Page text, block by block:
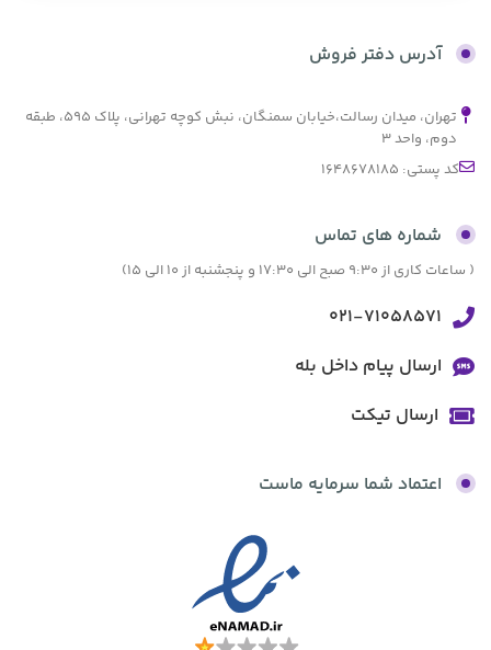
آدرس دفتر فروش
تهران، میدان رسالت،خیابان سمنگان، نبش کوچه تهرانی، پلاک ۵۹۵، طبقه
دوم، واحد ۳
کد پستی: 1648678185
شماره های تماس
( ساعات کاری از 9:30 صبح الی 17:30 و پنجشنبه از 10 الی 15)
021-71058571
ارسال پیام داخل بله
ارسال تیکت
اعتماد شما سرمایه ماست